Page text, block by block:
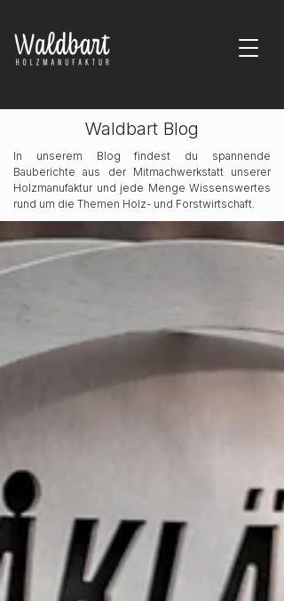
Waldbart Blog
In unserem Blog findest du spannende
Bauberichte aus der Mitmachwerkstatt unserer
Holzmanufaktur und jede Menge Wissenswertes
rund um die Themen Holz- und Forstwirtschaft.